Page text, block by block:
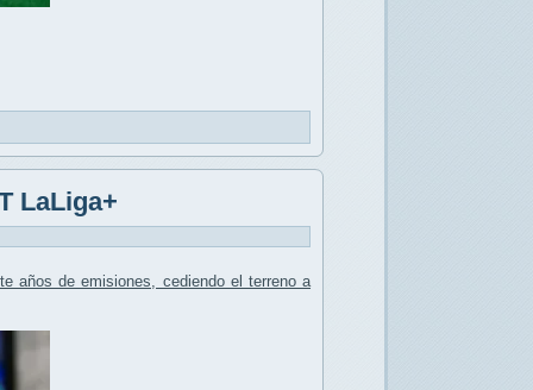
LaLiga+
años de emisiones, cediendo el terreno a